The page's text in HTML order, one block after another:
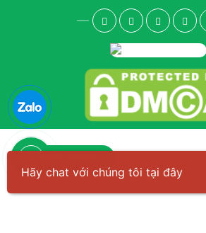
Hãy chat với chúng tôi tại đây